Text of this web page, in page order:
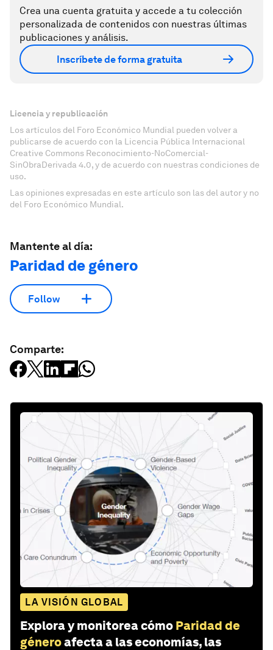
Crea una cuenta gratuita y accede a tu colección
personalizada de contenidos con nuestras últimas
publicaciones y análisis.
Inscríbete de forma gratuita
Licencia y republicación
Los artículos del Foro Económico Mundial pueden volver a
publicarse de acuerdo con la Licencia Pública Internacional
Creative Commons Reconocimiento-NoComercial-
SinObraDerivada 4.0, y de acuerdo con nuestras condiciones de
uso.
Las opiniones expresadas en este artículo son las del autor y no
del Foro Económico Mundial.
Mantente al día:
Paridad de género
Follow
Comparte:
LA VISIÓN GLOBAL
Explora y monitorea cómo Paridad de
géneroafecta a las economías, las